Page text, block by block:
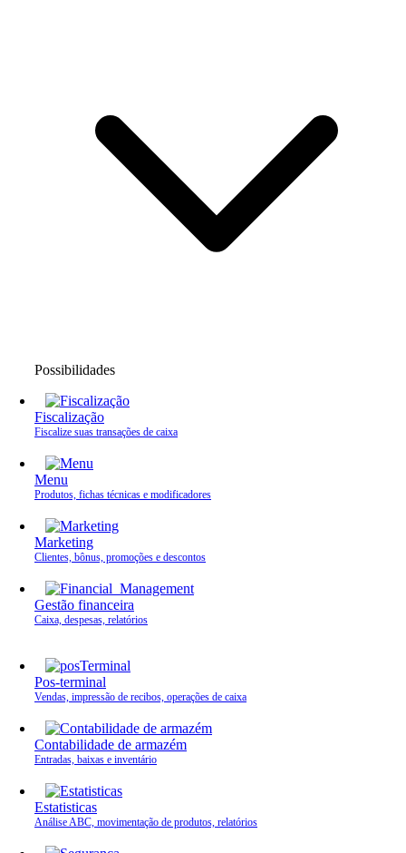
Possibilidades
Fiscalização
Fiscalize suas transações de caixa
Menu
Produtos, fichas técnicas e modificadores
Marketing
Clientes, bônus, promoções e descontos
Gestão financeira
Caixa, despesas, relatórios
Pos-terminal
Vendas, impressão de recibos, operações de caixa
Contabilidade de armazém
Entradas, baixas e inventário
Estatisticas
Análise ABC, movimentação de produtos, relatórios